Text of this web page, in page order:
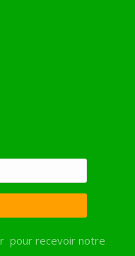
pour recevoir notre